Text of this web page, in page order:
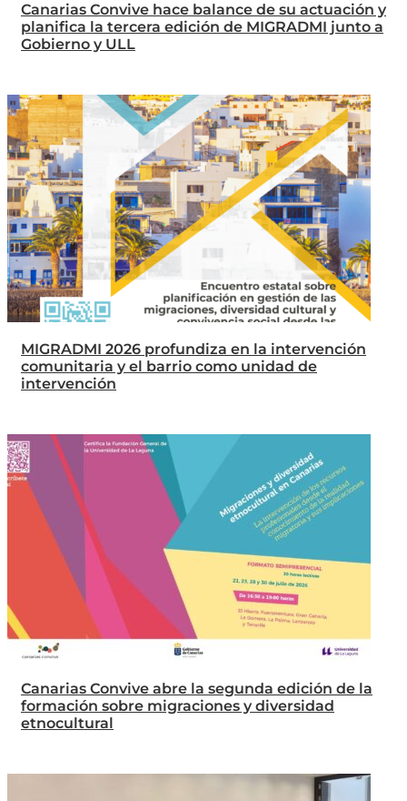
Canarias Convive hace balance de su actuación y
planifica la tercera edición de MIGRADMI junto a
Gobierno y ULL
MIGRADMI 2026 profundiza en la intervención
comunitaria y el barrio como unidad de
intervención
Canarias Convive abre la segunda edición de la
formación sobre migraciones y diversidad
etnocultural